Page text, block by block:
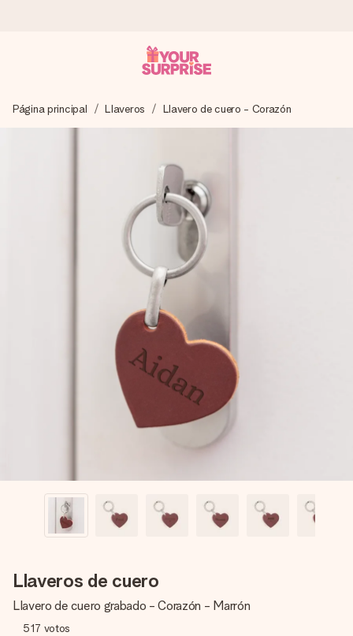
Preparamos tu regalo con cuidado y lo enviamos al vuelo,
para que lo entregues en el momento perfecto, cuando más
4,5 (basado en +15.000 opiniones)
Nuestros regalos inspiran. Los clientes nos dan un 4,5 en
Tarjeta de felicitación gratuita
Crea algo único en pocos pasos – con su nombre, tu foto o
un mensaje que llegue al corazón. Sin complicaciones, solo
todo el amor para el momento.
Página principal Llaveros Llavero de cuero - Corazón
Llaveros de cuero
Llavero de cuero grabado - Corazón - Marrón
517 votos